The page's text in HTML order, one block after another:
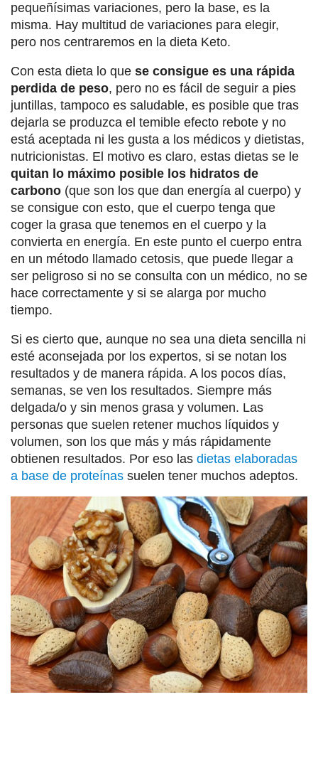
pequeñísimas variaciones, pero la base, es la
misma. Hay multitud de variaciones para elegir,
pero nos centraremos en la dieta Keto.
Con esta dieta lo que se consigue es una rápida
perdida de peso, pero no es fácil de seguir a pies
juntillas, tampoco es saludable, es posible que tras
dejarla se produzca el temible efecto rebote y no
está aceptada ni les gusta a los médicos y dietistas,
nutricionistas. El motivo es claro, estas dietas se le
quitan lo máximo posible los hidratos de
carbono (que son los que dan energía al cuerpo) y
se consigue con esto, que el cuerpo tenga que
coger la grasa que tenemos en el cuerpo y la
convierta en energía. En este punto el cuerpo entra
en un método llamado cetosis, que puede llegar a
ser peligroso si no se consulta con un médico, no se
hace correctamente y si se alarga por mucho
tiempo.
Si es cierto que, aunque no sea una dieta sencilla ni
esté aconsejada por los expertos, si se notan los
resultados y de manera rápida. A los pocos días,
semanas, se ven los resultados. Siempre más
delgada/o y sin menos grasa y volumen. Las
personas que suelen retener muchos líquidos y
volumen, son los que más y más rápidamente
obtienen resultados. Por eso las dietas elaboradas
a base de proteínas suelen tener muchos adeptos.